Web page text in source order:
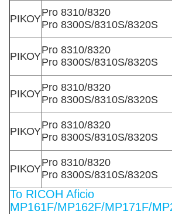
ΡΙΚΟΥ
Pro 8310/8320
Pro 8300S/8310S/8320S
ΡΙΚΟΥ
Pro 8310/8320
Pro 8300S/8310S/8320S
ΡΙΚΟΥ
Pro 8310/8320
Pro 8300S/8310S/8320S
ΡΙΚΟΥ
Pro 8310/8320
Pro 8300S/8310S/8320S
ΡΙΚΟΥ
Pro 8310/8320
Pro 8300S/8310S/8320S
Το RICOH Aficio
MP161F/MP162F/MP171F/